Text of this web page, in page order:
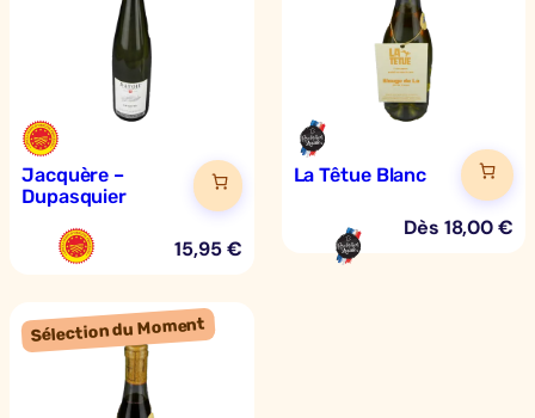
Jacquère –
Dupasquier
15,95€
La Têtue Blanc
Dès 18,00€